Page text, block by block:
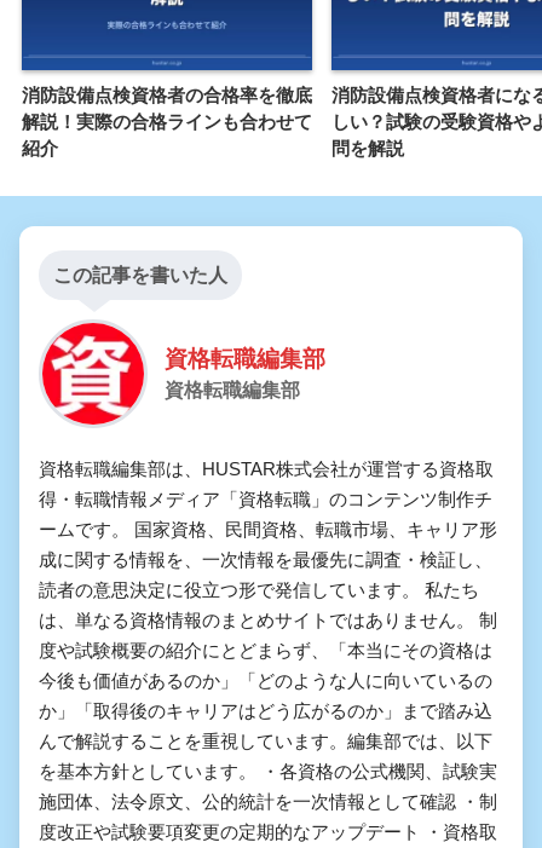
消防設備点検資格者の合格率を徹底
解説！実際の合格ラインも合わせて
紹介
消防設備点検資格者にな
しい？試験の受験資格や
問を解説
この記事を書いた人
資格転職編集部
資格転職編集部
資格転職編集部は、HUSTAR株式会社が運営する資格取
得・転職情報メディア「資格転職」のコンテンツ制作チ
ームです。 国家資格、民間資格、転職市場、キャリア形
成に関する情報を、一次情報を最優先に調査・検証し、
読者の意思決定に役立つ形で発信しています。 私たち
は、単なる資格情報のまとめサイトではありません。 制
度や試験概要の紹介にとどまらず、「本当にその資格は
今後も価値があるのか」「どのような人に向いているの
か」「取得後のキャリアはどう広がるのか」まで踏み込
んで解説することを重視しています。編集部では、以下
を基本方針としています。 ・各資格の公式機関、試験実
施団体、法令原文、公的統計を一次情報として確認 ・制
度改正や試験要項変更の定期的なアップデート ・資格取